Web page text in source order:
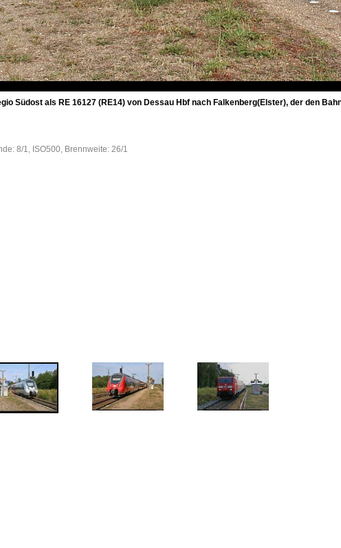
Südost als RE 16127 (RE14) von Dessau Hbf nach Falkenberg(Elster), der den
8/1, ISO500, Brennweite: 26/1